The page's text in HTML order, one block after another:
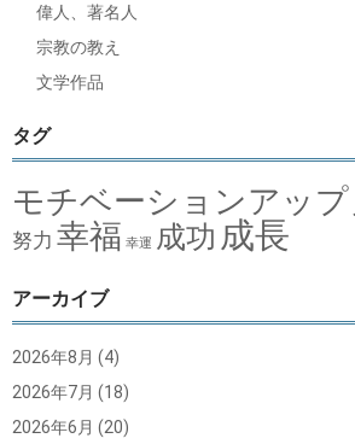
偉人、著名人
宗教の教え
文学作品
タグ
モチベーションアップ
努力 幸福 幸運 成功 成長
アーカイブ
2026年8月 (4)
2026年7月 (18)
2026年6月 (20)